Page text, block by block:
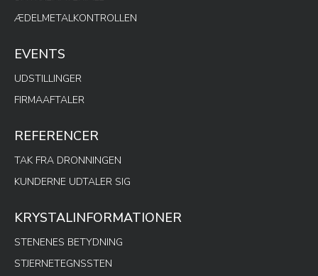
ÆDELMETALKONTROLLEN
EVENTS
UDSTILLINGER
FIRMAAFTALER
REFERENCER
TAK FRA DRONNINGEN
KUNDERNE UDTALER SIG
KRYSTALINFORMATIONER
STENENES BETYDNING
STJERNETEGNSSTEN